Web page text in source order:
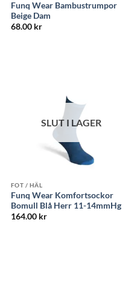
Funq Wear Bambustrumpor
Beige Dam
68.00 kr
SLUT I LAGER
FOT / HÄL
Funq Wear Komfortsockor
Bomull Blå Herr 11-14mmHg
164.00 kr